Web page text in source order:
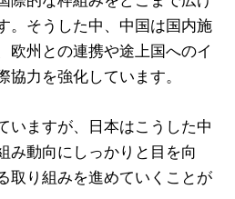
。そうした中、中国は国内施
欧州との連携や途上国へのイ
協力を強化しています。
いますが、日本はこうした中
み動向にしっかりと目を向
取り組みを進めていくことが